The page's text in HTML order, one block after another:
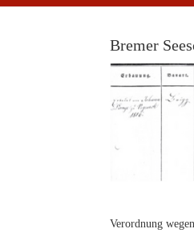
Bremer
Verordnung